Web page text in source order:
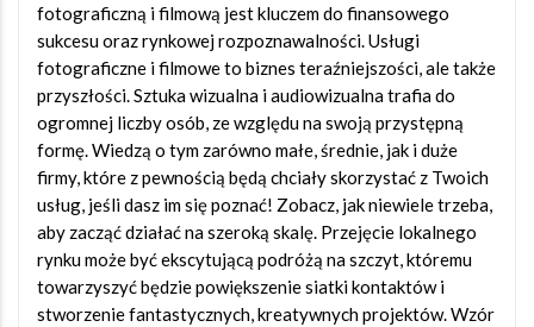
fotograficzną i filmową jest kluczem do finansowego
sukcesu oraz rynkowej rozpoznawalności. Usługi
fotograficzne i filmowe to biznes teraźniejszości, ale także
przyszłości. Sztuka wizualna i audiowizualna trafia do
ogromnej liczby osób, ze względu na swoją przystępną
formę. Wiedzą o tym zarówno małe, średnie, jak i duże
firmy, które z pewnością będą chciały skorzystać z Twoich
usług, jeśli dasz im się poznać! Zobacz, jak niewiele trzeba,
aby zacząć działać na szeroką skalę. Przejęcie lokalnego
rynku może być ekscytującą podróżą na szczyt, któremu
towarzyszyć będzie powiększenie siatki kontaktów i
stworzenie fantastycznych, kreatywnych projektów. Wzór